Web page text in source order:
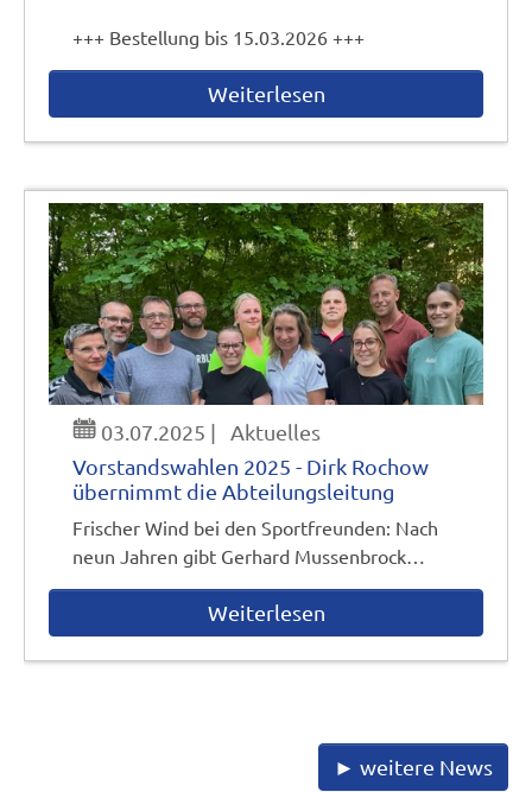
+++ Bestellung bis 15.03.2026 +++
Weiterlesen
03.07.2025 |
Aktuelles
Vorstandswahlen 2025 - Dirk Rochow
übernimmt die Abteilungsleitung
Frischer Wind bei den Sportfreunden: Nach
neun Jahren gibt Gerhard Mussenbrock…
Weiterlesen
► weitere News